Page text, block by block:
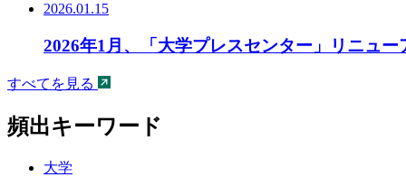
2026.01.15
2026年1月、「大学プレスセンター」リニュー
すべてを見る
頻出キーワード
大学